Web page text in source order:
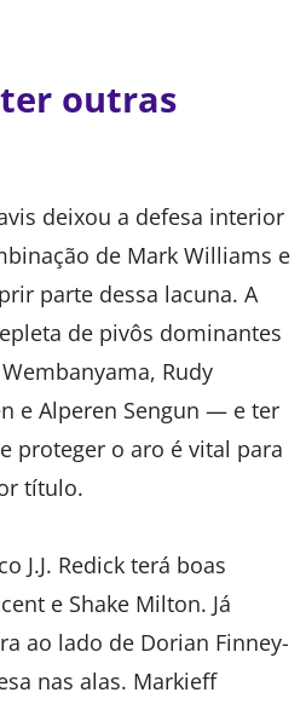
outras
deixou a defesa interior
de Mark Williams e
parte dessa lacuna. A
de pivôs dominantes
Rudy
e Alperen Sengun — e ter
proteger o aro é vital para
título.
J.J. Redick terá boas
e Shake Milton. Já
ao lado de Dorian Finney-
nas alas. Markieff